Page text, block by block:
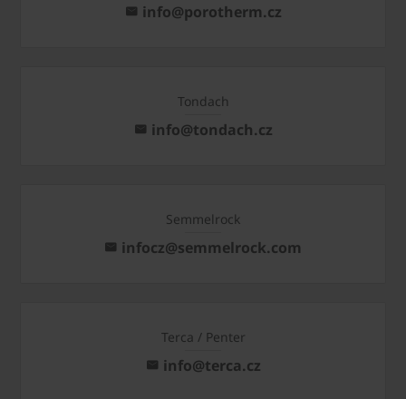
info@porotherm.cz
Tondach
info@tondach.cz
Semmelrock
infocz@semmelrock.com
Terca / Penter
info@terca.cz